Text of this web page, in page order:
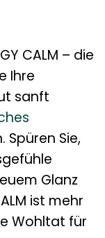
CALM – die
Ihre
sanft
Sie,
Glanz
ist mehr
Wohltat für